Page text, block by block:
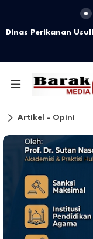
Kadishub Aceh
Gunung
Artikel - Opini